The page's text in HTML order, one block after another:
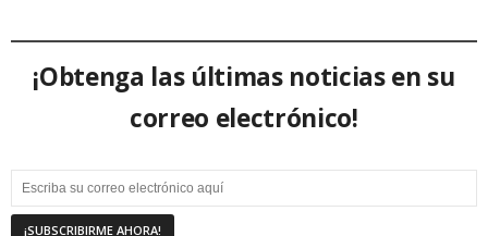
¡Obtenga las últimas noticias en su
correo electrónico!